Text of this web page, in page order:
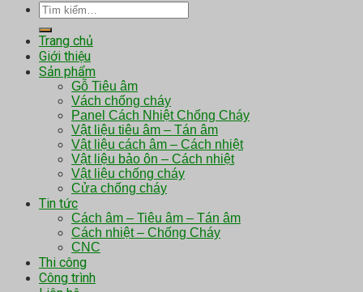
Tìm
kiếm:
Trang chủ
Giới thiệu
Sản phẩm
Gỗ Tiêu âm
Vách chống cháy
Panel Cách Nhiệt Chống Cháy
Vật liệu tiêu âm – Tán âm
Vật liệu cách âm – Cách nhiệt
Vật liệu bảo ôn – Cách nhiệt
Vật liệu chống cháy
Cửa chống cháy
Tin tức
Cách âm – Tiêu âm – Tán âm
Cách nhiệt – Chống Cháy
CNC
Thi công
Công trình